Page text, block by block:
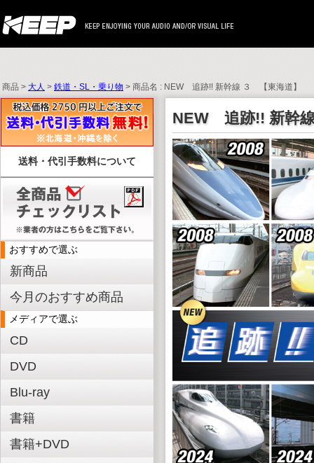
商品 >大人>鉄道・SL・乗り物> 商品名 : NEW 追跡!! 新幹線 ３ 【東海道】
送料・代引手数料について
おすすめで選ぶ
新商品
今月のおすすめ商品
メディアで選ぶ
CD
DVD
Blu-ray
書籍
書籍+DVD
NEW 追跡!! 新幹